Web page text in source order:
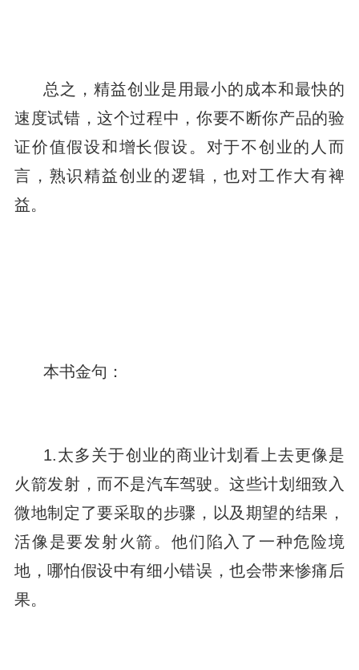
总之，精益创业是用最小的成本和最快的
速度试错，这个过程中，你要不断你产品的验
证价值假设和增长假设。对于不创业的人而
言，熟识精益创业的逻辑，也对工作大有裨
益。
本书金句：
1.太多关于创业的商业计划看上去更像是
火箭发射，而不是汽车驾驶。这些计划细致入
微地制定了要采取的步骤，以及期望的结果，
活像是要发射火箭。他们陷入了一种危险境
地，哪怕假设中有细小错误，也会带来惨痛后
果。